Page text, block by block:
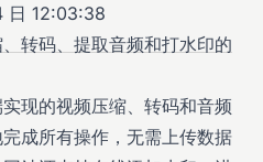
日 12:03:38
转码、提取音频和打水印的
现的视频压缩、转码和音频
成所有操作，无需上传数据